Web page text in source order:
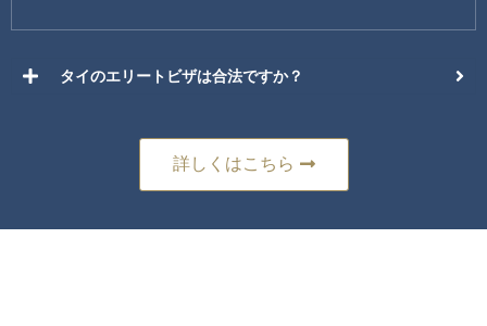
タイのエリートビザは合法ですか？
詳しくはこちら